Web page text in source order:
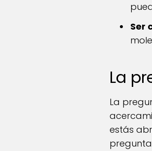
Ser
La
La
estás